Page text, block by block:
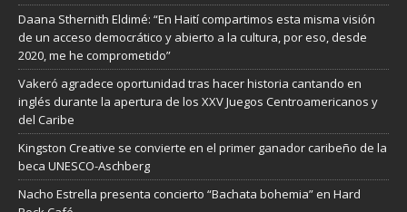
Daana Sthernith Eldimé: “En Haití compartimos esta misma visión
de un acceso democrático y abierto a la cultura, por eso, desde
2020, me he comprometido”
Vakeró agradece oportunidad tras hacer historia cantando en
inglés durante la apertura de los XXV Juegos Centroamericanos y
del Caribe
Kingston Creative se convierte en el primer ganador caribeño de la
beca UNESCO-Aschberg
Nacho Estrella presenta concierto “Bachata bohemia” en Hard